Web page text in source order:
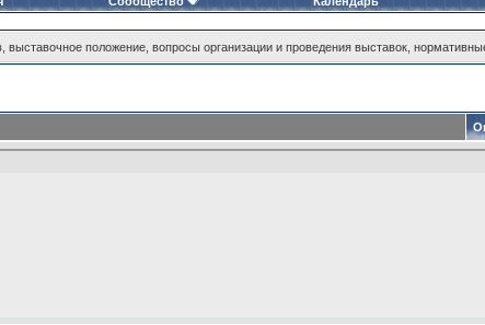
выставочное положение, вопросы организации и проведения выставок,